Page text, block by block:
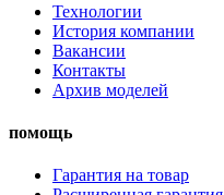
Технологии
История компании
Вакансии
Контакты
Архив моделей
помощь
Гарантия на товар